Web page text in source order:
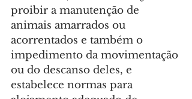
proibir a manutenção de
animais amarrados ou
acorrentados e também o
impedimento da movimentação
ou do descanso deles, e
estabelece normas para